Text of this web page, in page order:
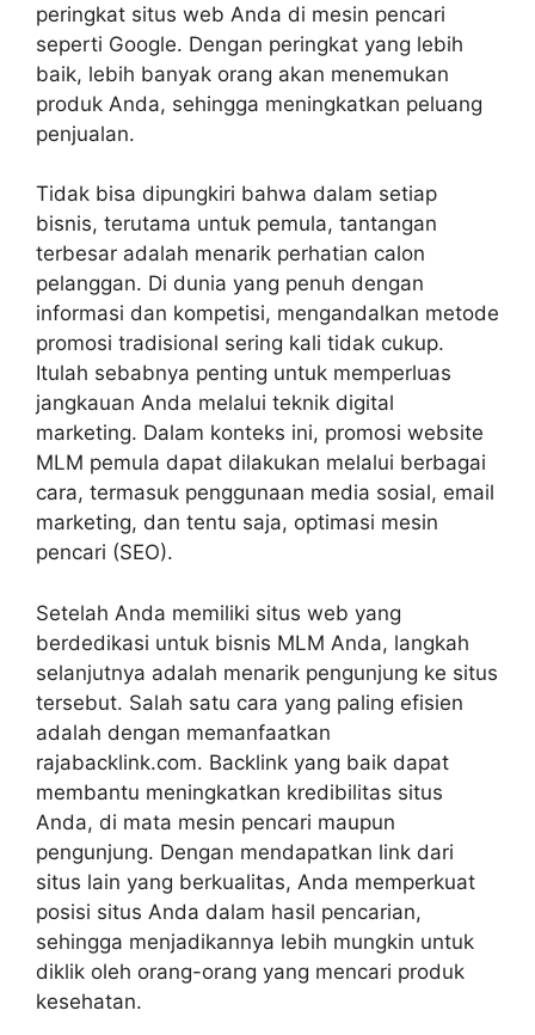
peringkat situs web Anda di mesin pencari
seperti Google. Dengan peringkat yang lebih
baik, lebih banyak orang akan menemukan
produk Anda, sehingga meningkatkan peluang
penjualan.
Tidak bisa dipungkiri bahwa dalam setiap
bisnis, terutama untuk pemula, tantangan
terbesar adalah menarik perhatian calon
pelanggan. Di dunia yang penuh dengan
informasi dan kompetisi, mengandalkan metode
promosi tradisional sering kali tidak cukup.
Itulah sebabnya penting untuk memperluas
jangkauan Anda melalui teknik digital
marketing. Dalam konteks ini, promosi website
MLM pemula dapat dilakukan melalui berbagai
cara, termasuk penggunaan media sosial, email
marketing, dan tentu saja, optimasi mesin
pencari (SEO).
Setelah Anda memiliki situs web yang
berdedikasi untuk bisnis MLM Anda, langkah
selanjutnya adalah menarik pengunjung ke situs
tersebut. Salah satu cara yang paling efisien
adalah dengan memanfaatkan
rajabacklink.com. Backlink yang baik dapat
membantu meningkatkan kredibilitas situs
Anda, di mata mesin pencari maupun
pengunjung. Dengan mendapatkan link dari
situs lain yang berkualitas, Anda memperkuat
posisi situs Anda dalam hasil pencarian,
sehingga menjadikannya lebih mungkin untuk
diklik oleh orang-orang yang mencari produk
kesehatan.